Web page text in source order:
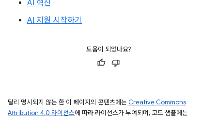
AI 혁신
AI 지원 시작하기
도움이 되었나요?
달리 명시되지 않는 한 이 페이지의 콘텐츠에는 Creative Commons
Attribution 4.0 라이선스에 따라 라이선스가 부여되며, 코드 샘플에는